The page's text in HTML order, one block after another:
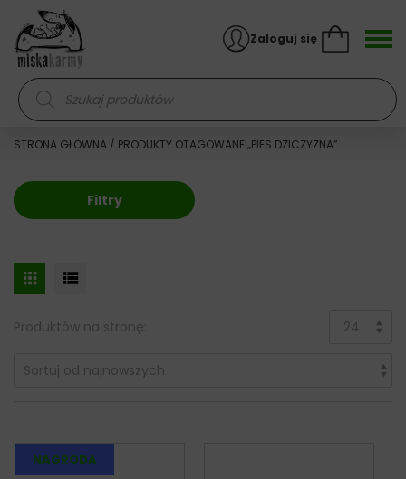
Skocz do treści
Wyszukiwarka produktów
Zaloguj się
STRONA GŁÓWNA / PRODUKTY OTAGOWANE „PIES DZICZYZNA”
Filtry
Produktów na stronę: